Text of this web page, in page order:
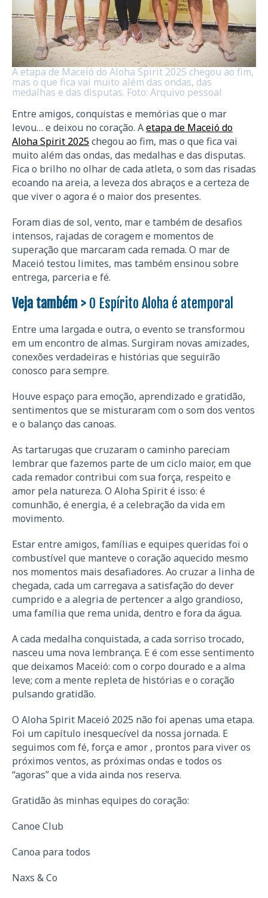
A etapa de Maceió do Aloha Spirit 2025 chegou ao fim,
mas o que fica vai muito além das ondas, das
medalhas e das disputas. Foto: Arquivo pessoal
Entre amigos, conquistas e memórias que o mar
levou… e deixou no coração. Aetapa de Maceió do
Aloha Spirit 2025chegou ao fim, mas o que fica vai
muito além das ondas, das medalhas e das disputas.
Fica o brilho no olhar de cada atleta, o som das risadas
ecoando na areia, a leveza dos abraços e a certeza de
que viver o agora é o maior dos presentes.
Foram dias de sol, vento, mar e também de desafios
intensos, rajadas de coragem e momentos de
superação que marcaram cada remada. O mar de
Maceió testou limites, mas também ensinou sobre
entrega, parceria e fé.
Veja também > O Espírito Aloha é atemporal
Entre uma largada e outra, o evento se transformou
em um encontro de almas. Surgiram novas amizades,
conexões verdadeiras e histórias que seguirão
conosco para sempre.
Houve espaço para emoção, aprendizado e gratidão,
sentimentos que se misturaram com o som dos ventos
e o balanço das canoas.
As tartarugas que cruzaram o caminho pareciam
lembrar que fazemos parte de um ciclo maior, em que
cada remador contribui com sua força, respeito e
amor pela natureza. O Aloha Spirit é isso: é
comunhão, é energia, é a celebração da vida em
movimento.
Estar entre amigos, famílias e equipes queridas foi o
combustível que manteve o coração aquecido mesmo
nos momentos mais desafiadores. Ao cruzar a linha de
chegada, cada um carregava a satisfação do dever
cumprido e a alegria de pertencer a algo grandioso,
uma família que rema unida, dentro e fora da água.
A cada medalha conquistada, a cada sorriso trocado,
nasceu uma nova lembrança. E é com esse sentimento
que deixamos Maceió: com o corpo dourado e a alma
leve; com a mente repleta de histórias e o coração
pulsando gratidão.
O Aloha Spirit Maceió 2025 não foi apenas uma etapa.
Foi um capítulo inesquecível da nossa jornada. E
seguimos com fé, força e amor , prontos para viver os
próximos ventos, as próximas ondas e todos os
“agoras” que a vida ainda nos reserva.
Gratidão às minhas equipes do coração:
Canoe Club
Canoa para todos
Naxs & Co